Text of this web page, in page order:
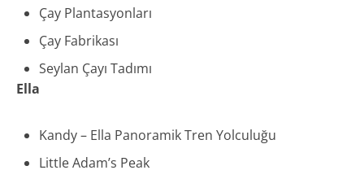
Çay Plantasyonları
Çay Fabrikası
Seylan Çayı Tadımı
Ella
Kandy – Ella Panoramik Tren Yolculuğu
Little Adam’s Peak